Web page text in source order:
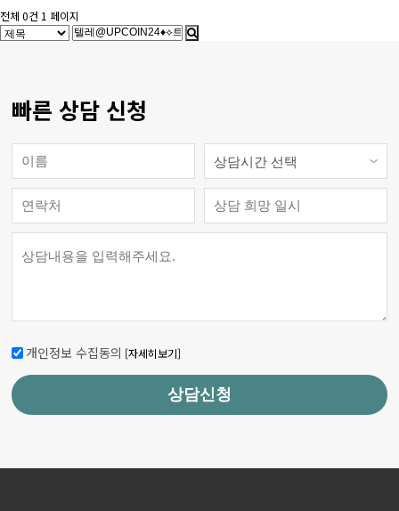
전체 0건 1 페이지
빠른 상담 신청
개인정보 수집동의 [자세히보기]
상담신청